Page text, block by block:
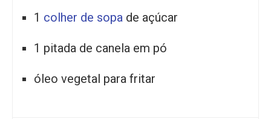
1 colher de sopa de açúcar
1 pitada de canela em pó
óleo vegetal para fritar